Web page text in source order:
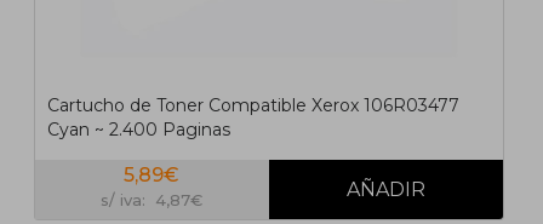
Cartucho de Toner Compatible Xerox 106R03477
Cyan ~ 2.400 Paginas
5,89€
s/ iva: 4,87€